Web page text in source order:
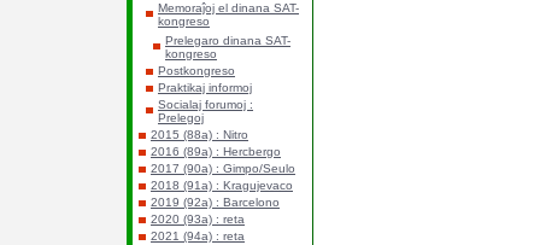
Memoraĵoj el dinana SAT-
kongreso
Prelegaro dinana SAT-
kongreso
Postkongreso
Praktikaj informoj
Socialaj forumoj :
Prelegoj
2015 (88a) : Nitro
2016 (89a) : Hercbergo
2017 (90a) : Gimpo/Seulo
2018 (91a) : Kragujevaco
2019 (92a) : Barcelono
2020 (93a) : reta
2021 (94a) : reta